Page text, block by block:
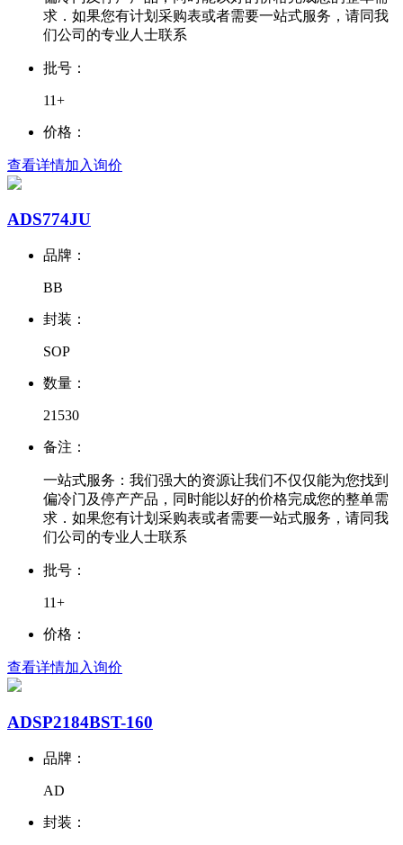
求．如果您有计划采购表或者需要一站式服务，请同我
们公司的专业人士联系
批号：
11+
价格：
查看详情加入询价
ADS774JU
品牌：
BB
封装：
SOP
数量：
21530
备注：
一站式服务：我们强大的资源让我们不仅仅能为您找到
偏冷门及停产产品，同时能以好的价格完成您的整单需
求．如果您有计划采购表或者需要一站式服务，请同我
们公司的专业人士联系
批号：
11+
价格：
查看详情加入询价
ADSP2184BST-160
品牌：
AD
封装：